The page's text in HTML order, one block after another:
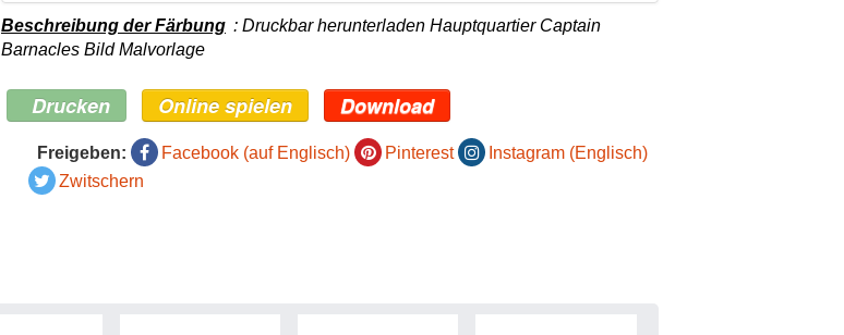
Beschreibung der Färbung : Druckbar herunterladen Hauptquartier Captain
Barnacles Bild Malvorlage
Drucken Online spielen Download
Freigeben: Facebook (auf Englisch) Pinterest
Instagram (Englisch)
Zwitschern